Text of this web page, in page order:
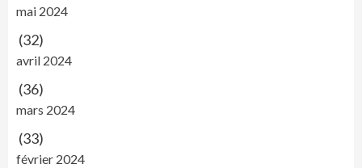
mai 2024
(32)
avril 2024
(36)
mars 2024
(33)
février 2024